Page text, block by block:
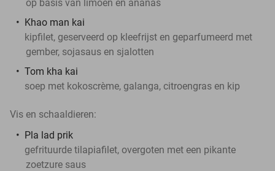
op basis van limoen en ananas
Khao man kai
kipfilet, geserveerd op kleefrijst en geparfumeerd met
gember, sojasaus en sjalotten
Tom kha kai
soep met kokoscrème, galanga, citroengras en kip
Vis en schaaldieren:
Pla lad prik
gefrituurde tilapiafilet, overgoten met een pikante
zoetzure saus